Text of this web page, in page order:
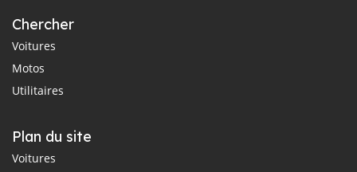
Chercher
Voitures
Motos
Utilitaires
Plan du site
Voitures